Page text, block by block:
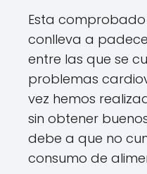
Esta
conlleva a
entre las que se
problemas
vez hemos
sin obtener
debe a que no
consumo de